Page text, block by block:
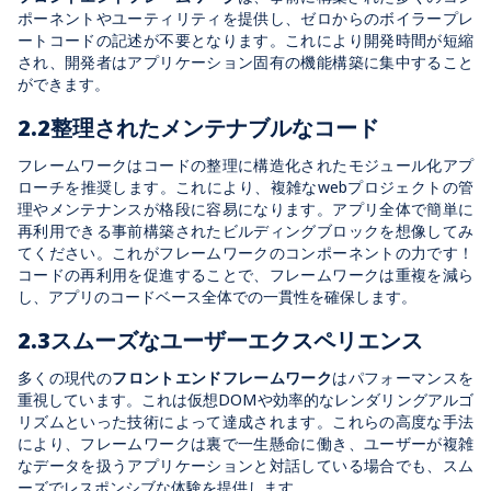
ポーネントやユーティリティを提供し、ゼロからのボイラープレ
ートコードの記述が不要となります。これにより開発時間が短縮
され、開発者はアプリケーション固有の機能構築に集中すること
ができます。
2.2整理されたメンテナブルなコード
フレームワークはコードの整理に構造化されたモジュール化アプ
ローチを推奨します。これにより、複雑なwebプロジェクトの管
理やメンテナンスが格段に容易になります。アプリ全体で簡単に
再利用できる事前構築されたビルディングブロックを想像してみ
てください。これがフレームワークのコンポーネントの力です！
コードの再利用を促進することで、フレームワークは重複を減ら
し、アプリのコードベース全体での一貫性を確保します。
2.3スムーズなユーザーエクスペリエンス
多くの現代のフロントエンドフレームワークはパフォーマンスを
重視しています。これは仮想DOMや効率的なレンダリングアルゴ
リズムといった技術によって達成されます。これらの高度な手法
により、フレームワークは裏で一生懸命に働き、ユーザーが複雑
なデータを扱うアプリケーションと対話している場合でも、スム